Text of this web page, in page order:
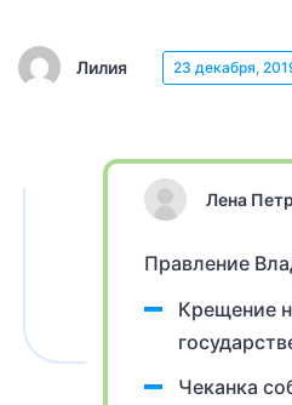
Лилия 23 декабря,
Лена
Правление
Крещение
Чеканка